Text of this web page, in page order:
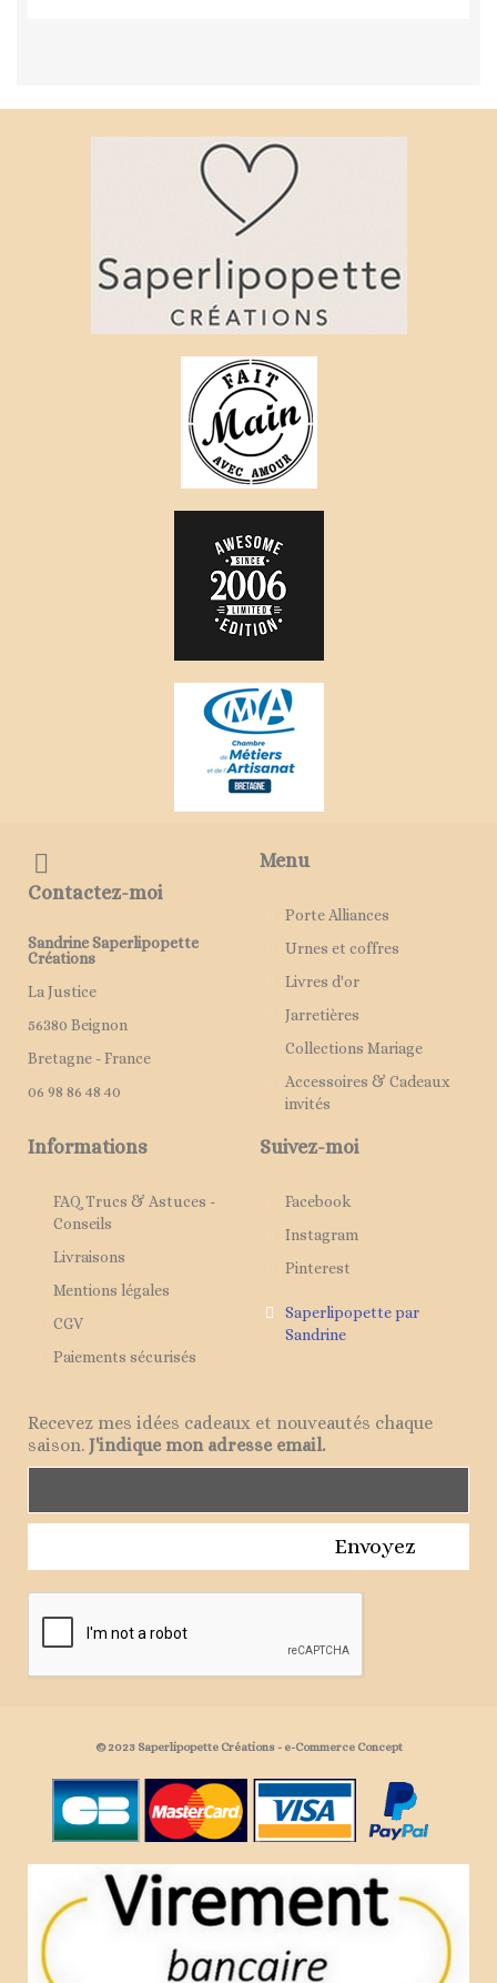
Contactez-moi
Sandrine Saperlipopette
Créations
La Justice
56380 Beignon
Bretagne - France
06 98 86 48 40
Menu
Porte Alliances
Urnes et coffres
Livres d'or
Jarretières
Collections Mariage
Accessoires & Cadeaux
invités
Informations
FAQ Trucs & Astuces -
Conseils
Livraisons
Mentions légales
CGV
Paiements sécurisés
Suivez-moi
Facebook
Instagram
Pinterest
Saperlipopette par
Sandrine
Recevez mes idées cadeaux et nouveautés chaque
saison. J'indique mon adresse email.
Envoyez
© 2023 Saperlipopette Créations - e-Commerce Concept